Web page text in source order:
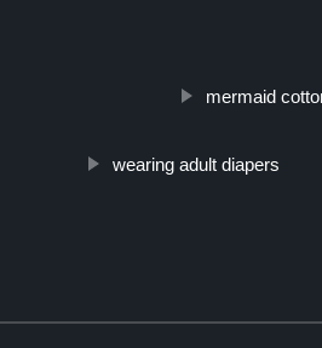
mermaid
wearing adult diapers